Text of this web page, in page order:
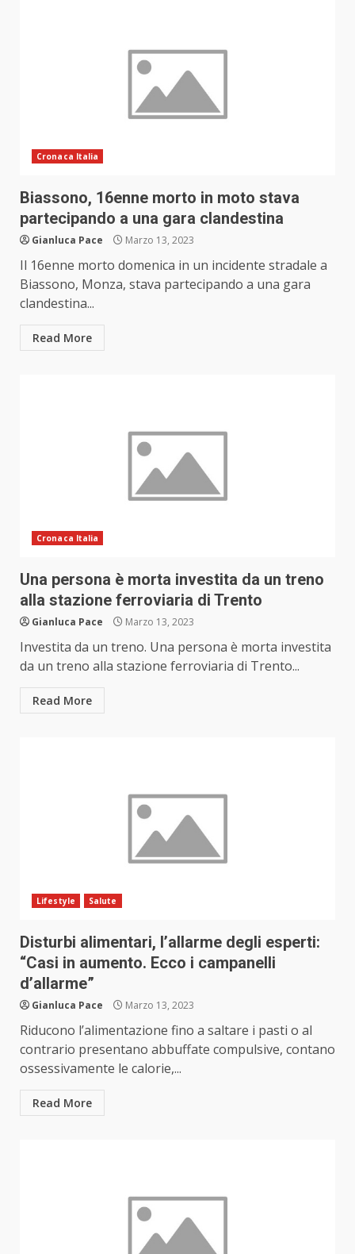
Cronaca Italia
Biassono, 16enne morto in moto stava
partecipando a una gara clandestina
Gianluca Pace Marzo 13, 2023
Il 16enne morto domenica in un incidente stradale a
Biassono, Monza, stava partecipando a una gara
clandestina...
Read More
Cronaca Italia
Una persona è morta investita da un treno
alla stazione ferroviaria di Trento
Gianluca Pace Marzo 13, 2023
Investita da un treno. Una persona è morta investita
da un treno alla stazione ferroviaria di Trento...
Read More
Lifestyle Salute
Disturbi alimentari, l’allarme degli esperti:
“Casi in aumento. Ecco i campanelli
d’allarme”
Gianluca Pace Marzo 13, 2023
Riducono l’alimentazione fino a saltare i pasti o al
contrario presentano abbuffate compulsive, contano
ossessivamente le calorie,...
Read More